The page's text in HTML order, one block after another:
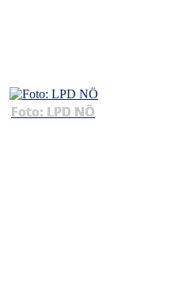
Foto: LPD NÖ